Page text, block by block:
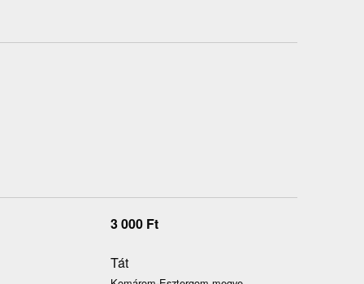
3 000 Ft
Tát